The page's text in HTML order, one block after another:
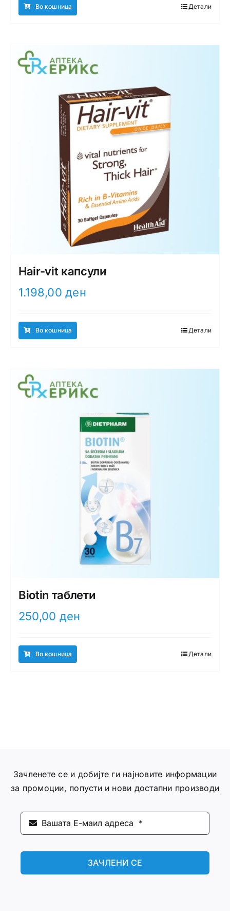
Во кошница Детали
Hair-vit капсули
1.198,00ден
Во кошница Детали
Biotin таблети
250,00 ден
Во кошница Детали
Зачленете се и добијте ги најновите информации
за промоции, попусти и нови достапни производи
ЗАЧЛЕНИ СЕ